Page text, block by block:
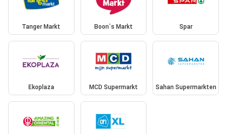
Tanger Markt Boon`s Markt Spar
Ekoplaza MCD Supermarkt Sahan Supermarkten